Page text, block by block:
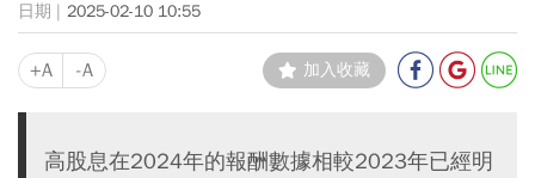
2025-02-10 10:55
+A -A 加入收藏
高股息在2024年的報酬數據相較2023年已經明